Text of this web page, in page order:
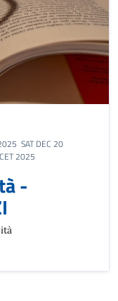
SAT DEC 20
2025
-